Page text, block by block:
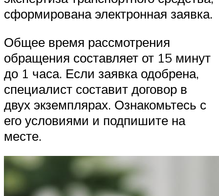
сформирована электронная заявка.
Общее время рассмотрения
обращения составляет от 15 минут
до 1 часа. Если заявка одобрена,
специалист составит договор в
двух экземплярах. Ознакомьтесь с
его условиями и подпишите на
месте.